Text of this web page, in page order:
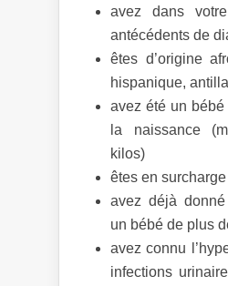
avez dans
antécédents de
êtes d’origine
hispanique,
avez été un bébé
la naissance
kilos)
êtes en
avez déjà
un bébé de plus
avez connu
infections